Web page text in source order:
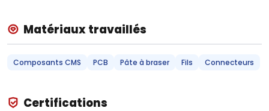
Matériaux travaillés
Composants CMS PCB Pâte à braser Fils Connecteurs
Certifications